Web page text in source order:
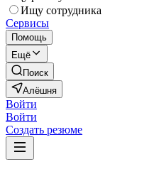
Ищу сотрудника
Сервисы
Помощь
Ещё
Поиск
Алёшня
Войти
Войти
Создать резюме